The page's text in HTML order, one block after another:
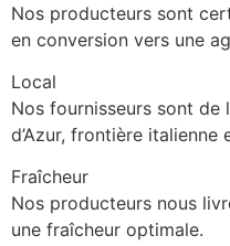
Nos producteurs sont
en conversion vers une
Local
Nos fournisseurs sont de
d’Azur, frontière italienne
Fraîcheur
Nos producteurs nous
une fraîcheur optimale.